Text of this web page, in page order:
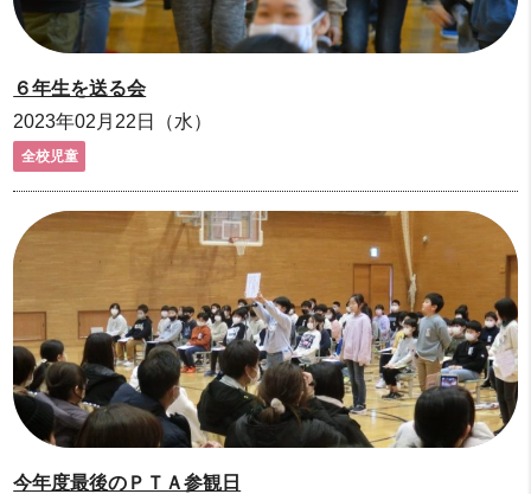
６年生を送る会
2023年02月22日（水）
全校児童
今年度最後のＰＴＡ参観日